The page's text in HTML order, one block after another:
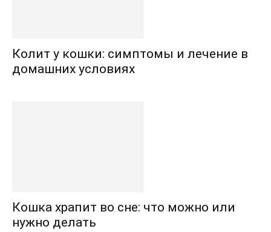
Колит у кошки: симптомы и лечение в
домашних условиях
Кошка храпит во сне: что можно или
нужно делать